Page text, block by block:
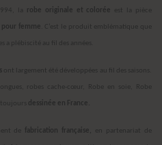
la robe originale et colorée
femme . C’est le produit emblématique que
a plébiscité au fil des années.
ont largement été développées au fil des saisons.
robes cache-cœur, Robe en soie, Robe
toujours dessinée en France.
de fabrication française,